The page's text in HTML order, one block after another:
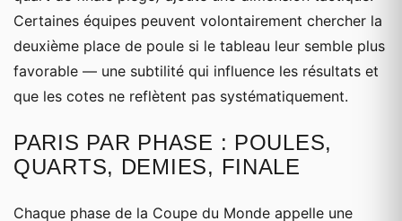
Certaines équipes peuvent volontairement chercher la
deuxième place de poule si le tableau leur semble plus
favorable — une subtilité qui influence les résultats et
que les cotes ne reflètent pas systématiquement.
PARIS PAR PHASE : POULES,
QUARTS, DEMIES, FINALE
Chaque phase de la Coupe du Monde appelle une